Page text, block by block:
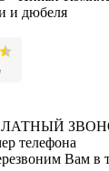
и дюбеля
телефона
Вам в